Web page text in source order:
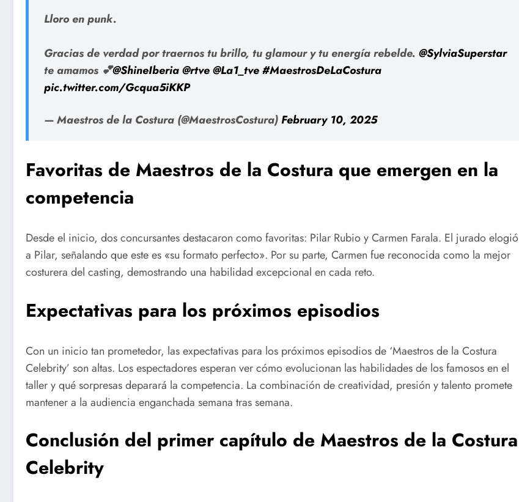
Lloro en punk.
Gracias de verdad por traernos tu brillo, tu glamour y tu energía rebelde. @SylviaSuperstar
te amamos 💕@ShineIberia@rtve@La1_tve#MaestrosDeLaCostura
pic.twitter.com/Gcqua5iKKP
— Maestros de la Costura (@MaestrosCostura)February 10, 2025
Favoritas de Maestros de la Costura que emergen en la
competencia
Desde el inicio, dos concursantes destacaron como favoritas: Pilar Rubio y Carmen Farala. El jurado elogió
a Pilar, señalando que este es «su formato perfecto». Por su parte, Carmen fue reconocida como la mejor
costurera del casting, demostrando una habilidad excepcional en cada reto.
Expectativas para los próximos episodios
Con un inicio tan prometedor, las expectativas para los próximos episodios de ‘Maestros de la Costura
Celebrity’ son altas. Los espectadores esperan ver cómo evolucionan las habilidades de los famosos en el
taller y qué sorpresas deparará la competencia. La combinación de creatividad, presión y talento promete
mantener a la audiencia enganchada semana tras semana.
Conclusión del primer capítulo de Maestros de la Costura
Celebrity